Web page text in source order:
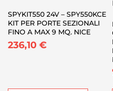
SPYKIT550 24V – SPY550KCE
KIT PER PORTE SEZIONALI
FINO A MAX 9 MQ. NICE
236,10 €